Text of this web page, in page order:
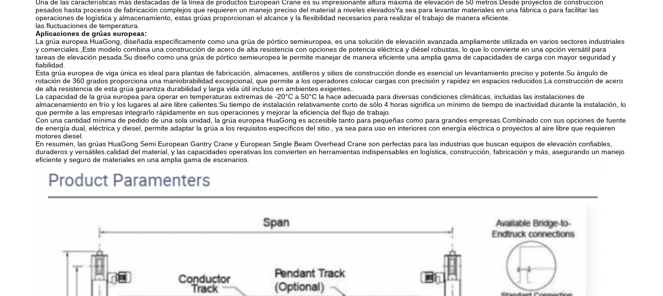
Una de las características más destacadas de la línea de productos European Crane es su impresionante altura máxima de elevación de 50 metros.Desde proyectos de construcción
pesados hasta procesos de fabricación complejos que requieren un manejo preciso del material a niveles elevadosYa sea para levantar materiales en una fábrica o para facilitar las
operaciones de logística y almacenamiento, estas grúas proporcionan el alcance y la flexibilidad necesarios para realizar el trabajo de manera eficiente.
las fluctuaciones de temperatura.
Aplicaciones de grúas europeas:
La grúa europea HuaGong, diseñada específicamente como una grúa de pórtico semieuropea, es una solución de elevación avanzada ampliamente utilizada en varios sectores industriales
y comerciales.,Este modelo combina una construcción de acero de alta resistencia con opciones de potencia eléctrica y diésel robustas, lo que lo convierte en una opción versátil para
tareas de elevación pesada.Su diseño como una grúa de pórtico semieuropea le permite manejar de manera eficiente una amplia gama de capacidades de carga con mayor seguridad y
fiabilidad.
Esta grúa europea de viga única es ideal para plantas de fabricación, almacenes, astilleros y sitios de construcción donde es esencial un levantamiento preciso y potente.Su ángulo de
rotación de 360 grados proporciona una maniobrabilidad excepcional, que permite a los operadores colocar cargas con precisión y rapidez en espacios reducidos.La construcción de acero
de alta resistencia de esta grúa garantiza durabilidad y larga vida útil incluso en ambientes exigentes..
La capacidad de la grúa europea para operar en temperaturas extremas de -20°C a 50°C la hace adecuada para diversas condiciones climáticas, incluidas las instalaciones de
almacenamiento en frío y los lugares al aire libre calientes.Su tiempo de instalación relativamente corto de sólo 4 horas significa un mínimo de tiempo de inactividad durante la instalación, lo
que permite a las empresas integrarlo rápidamente en sus operaciones y mejorar la eficiencia del flujo de trabajo.
Con una cantidad mínima de pedido de una sola unidad, la grúa europea HuaGong es accesible tanto para pequeñas como para grandes empresas.Combinado con sus opciones de fuente
de energía dual, eléctrica y diesel, permite adaptar la grúa a los requisitos específicos del sitio., ya sea para uso en interiores con energía eléctrica o proyectos al aire libre que requieren
motores diesel.
En resumen, las grúas HuaGong Semi European Gantry Crane y European Single Beam Overhead Crane son perfectas para las industrias que buscan equipos de elevación confiables,
duraderos y versátiles.calidad del material, y las capacidades operativas los convierten en herramientas indispensables en logística, construcción, fabricación y más, asegurando un manejo
eficiente y seguro de materiales en una amplia gama de escenarios.